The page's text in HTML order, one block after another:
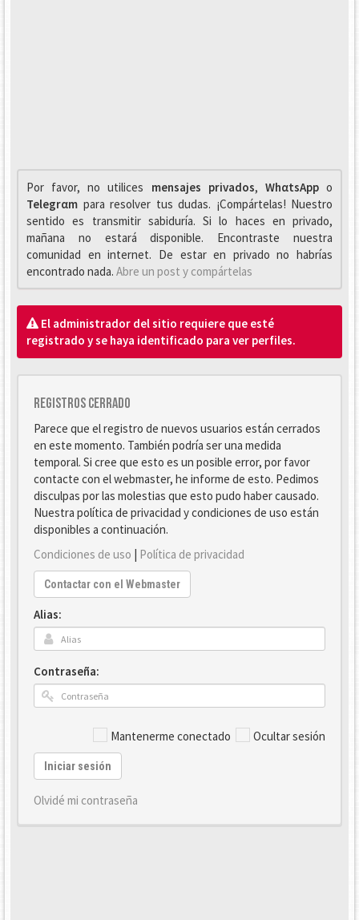
Por favor, no utilices mensajes privados, WhαtsAppo
Telegrαm para resolver tus dudas. ¡Compártelas! Nuestro
sentido es transmitir sabiduría. Si lo haces en privado,
mañana no estará disponible. Encontraste nuestra
comunidad en internet. De estar en privado no habrías
encontrado nada. Abre un post y compártelas
El administrador del sitio requiere que esté
registrado y se haya identificado para ver perfiles.
Registros cerrado
Parece que el registro de nuevos usuarios están cerrados
en este momento. También podría ser una medida
temporal. Si cree que esto es un posible error, por favor
contacte con el webmaster, he informe de esto. Pedimos
disculpas por las molestias que esto pudo haber causado.
Nuestra política de privacidad y condiciones de uso están
disponibles a continuación.
Condiciones de uso | Política de privacidad
Contactar con el Webmaster
Alias:
Contraseña:
Mantenerme conectado Ocultar sesión
Iniciar sesión
Olvidé mi contraseña